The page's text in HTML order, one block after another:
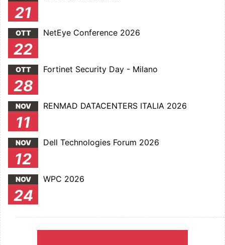
21
OTT
22
NetEye Conference 2026
OTT
28
Fortinet Security Day - Milano
NOV
11
RENMAD DATACENTERS ITALIA 2026
NOV
12
Dell Technologies Forum 2026
NOV
24
WPC 2026